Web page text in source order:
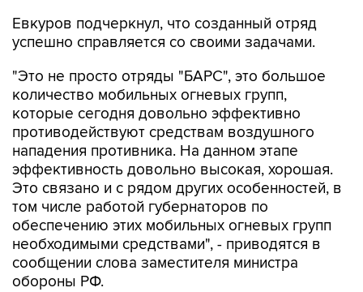
Евкуров подчеркнул, что созданный отряд
успешно справляется со своими задачами.
"Это не просто отряды "БАРС", это большое
количество мобильных огневых групп,
которые сегодня довольно эффективно
противодействуют средствам воздушного
нападения противника. На данном этапе
эффективность довольно высокая, хорошая.
Это связано и с рядом других особенностей, в
том числе работой губернаторов по
обеспечению этих мобильных огневых групп
необходимыми средствами", - приводятся в
сообщении слова заместителя министра
обороны РФ.